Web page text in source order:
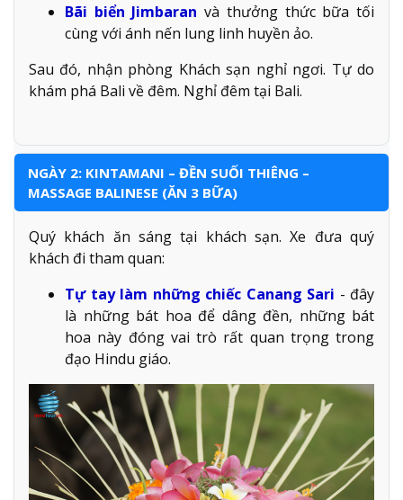
Bãi biển Jimbaranvà thưởng thức bữa tối
cùng với ánh nến lung linh huyền ảo.
Sau đó, nhận phòng Khách sạn nghỉ ngơi. Tự do
khám phá Bali về đêm. Nghỉ đêm tại Bali.
NGÀY 2: KINTAMANI – ĐỀN SUỐI THIÊNG –
MASSAGE BALINESE (ĂN 3 BỮA)
Quý khách ăn sáng tại khách sạn. Xe đưa quý
khách đi tham quan:
Tự tay làm những chiếc Canang Sari - đây
là những bát hoa để dâng đền, những bát
hoa này đóng vai trò rất quan trọng trong
đạo Hindu giáo.